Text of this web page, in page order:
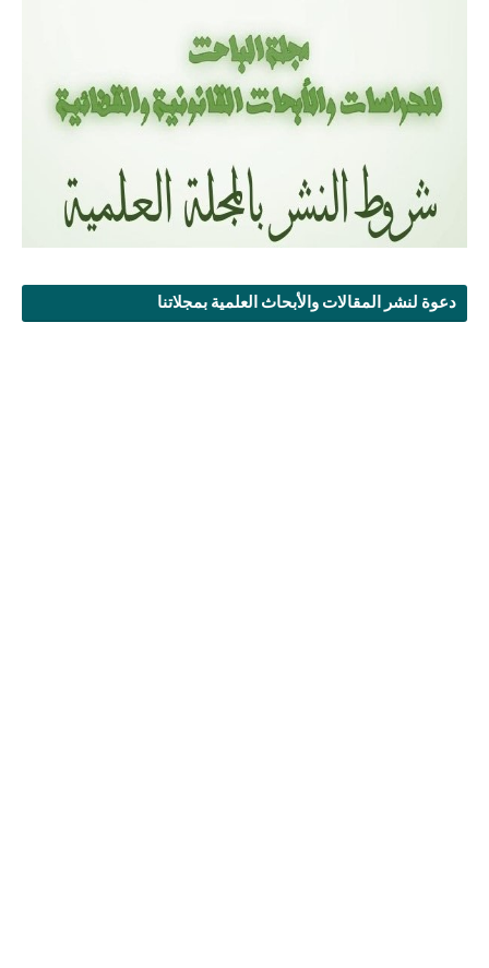
دعوة لنشر المقالات والأبحاث العلمية بمجلاتنا